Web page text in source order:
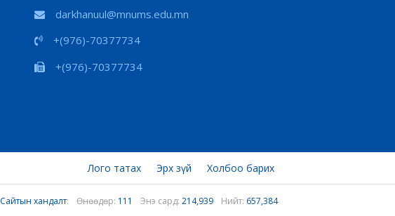
darkhanuul@mnums.edu.mn
+(976)-70377734
+(976)-70377734
Лого татах Эрх зүй Холбоо барих
Сайтын хандалт: Өнөөдөр: 111 Энэ сард: 214,939 Нийт: 657,384